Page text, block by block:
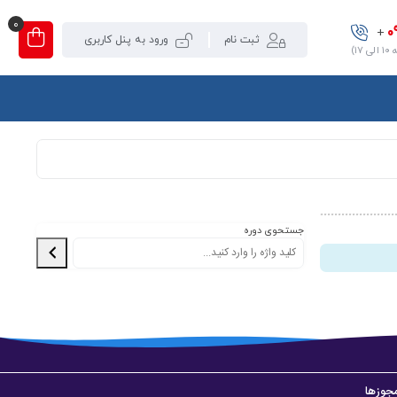
+ ثبت نام ورود به پنل کاربری
0
جستحوی دوره